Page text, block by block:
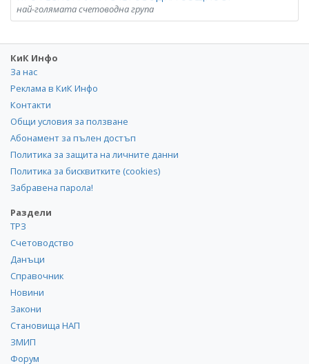
най-голямата счетоводна група
КиК Инфо
За нас
Реклама в КиК Инфо
Контакти
Общи условия за ползване
Абонамент за пълен достъп
Политика за защита на личните данни
Политика за бисквитките (cookies)
Забравена парола!
Раздели
ТРЗ
Счетоводство
Данъци
Справочник
Новини
Закони
Становища НАП
ЗМИП
Форум